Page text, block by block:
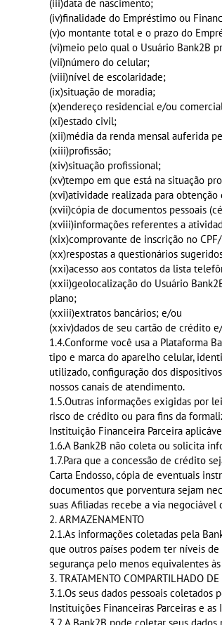
(iii)data de nascimento;
(iv)finalidade do Empréstimo ou
(v)o montante total e o prazo do
(vi)meio pelo qual o Usuário Bank2B
(vii)número do celular;
(viii)nível de escolaridade;
(ix)situação de moradia;
(x)endereço residencial e/ou
(xi)estado civil;
(xii)média da renda mensal auferida
(xiii)profissão;
(xiv)situação profissional;
(xv)tempo em que está na situação
(xvi)atividade realizada para obtenção
(xvii)cópia de documentos pessoais
(xviii)informações referentes a
(xix)comprovante de inscrição no
(xx)respostas a questionários
(xxi)acesso aos contatos da lista
(xxii)geolocalização do Usuário
plano;
(xxiii)extratos bancários; e/ou
(xxiv)dados de seu cartão de crédito
1.4.Conforme você usa a Plataforma
tipo e marca do aparelho celular,
utilizado, configuração dos
nossos canais de atendimento.
1.5.Outras informações exigidas por
risco de crédito ou para fins da
Instituição Financeira Parceira
1.6.A Bank2B não coleta ou solicita
1.7.Para que a concessão de crédito
Carta Endosso, cópia de eventuais
documentos que porventura sejam
suas Afiliadas recebe a via negociável
2. ARMAZENAMENTO
2.1.As informações coletadas pela
que outros países podem ter níveis
segurança pelo menos equivalentes
3. TRATAMENTO COMPARTILHADO
3.1.Os seus dados pessoais
Instituições Financeiras Parceiras e